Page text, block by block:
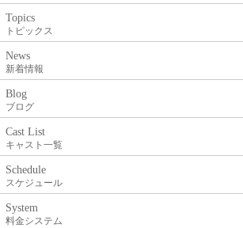
シ
ョ
ン
Topics
トピックス
News
新着情報
Blog
ブログ
Cast List
キャスト一覧
Schedule
スケジュール
System
料金システム